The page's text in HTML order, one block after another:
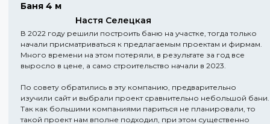
Баня 4 м
Настя Селецкая
В 2022 году решили построить баню на участке, тогда только
начали присматриваться к предлагаемым проектам и фирмам.
Много времени на этом потеряли, в результате за год все
выросло в цене, а само строительство начали в 2023.
По совету обратились в эту компанию, предварительно
изучили сайт и выбрали проект сравнительно небольшой бани.
Так как большими компаниями париться не планировали, то
такой проект нам вполне подходил, при этом существенно